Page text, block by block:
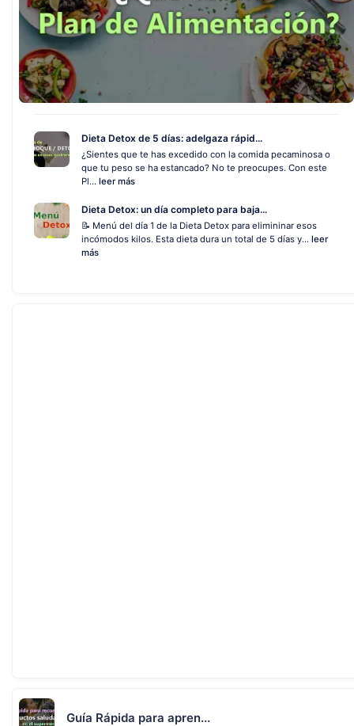
Dieta Detox de 5 días: adelgaza rápid...
¿Sientes que te has excedido con la comida pecaminosa o
que tu peso se ha estancado? No te preocupes. Con este
Pl... leer más
Dieta Detox: un día completo para baja...
📝 Menú del día 1 de la Dieta Detox para elimininar esos
incómodos kilos. Esta dieta dura un total de 5 días y... leer
más
Guía Rápida para apren...